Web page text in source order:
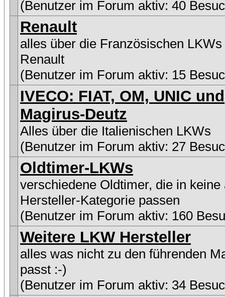
(Benutzer im Forum aktiv: 40
Renault
alles über die Französischen LKWs
Renault
(Benutzer im Forum aktiv: 15
IVECO: FIAT, OM, UNIC und
Magirus-Deutz
Alles über die Italienischen LKWs
(Benutzer im Forum aktiv: 27
Oldtimer-LKWs
verschiedene Oldtimer, die in keine
Hersteller-Kategorie passen
(Benutzer im Forum aktiv: 160
Weitere LKW Hersteller
alles was nicht zu den führenden
passt :-)
(Benutzer im Forum aktiv: 34